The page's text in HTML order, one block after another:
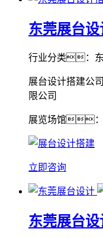
东莞展台
行业分类：
展台设计搭建公
限公司
展览场馆：
立即咨询
东莞展台设